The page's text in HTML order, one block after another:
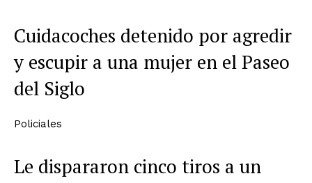
Cuidacoches detenido por agredir
y escupir a una mujer en el Paseo
del Siglo
Policiales
Le dispararon cinco tiros a un